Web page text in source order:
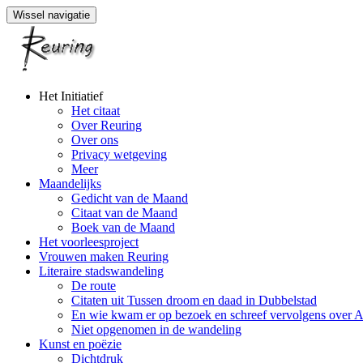
Wissel navigatie
Naar
Het Initiatief
Het citaat
Over Reuring
Over ons
Privacy wetgeving
Meer
Maandelijks
Gedicht van de Maand
Citaat van de Maand
Boek van de Maand
Het voorleesproject
Vrouwen maken Reuring
Literaire stadswandeling
De route
Citaten uit Tussen droom en daad in Dubbelstad
En wie kwam er op bezoek en schreef vervolgens over
Niet opgenomen in de wandeling
Kunst en poëzie
Dichtdruk